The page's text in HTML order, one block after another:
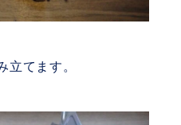
立てます。